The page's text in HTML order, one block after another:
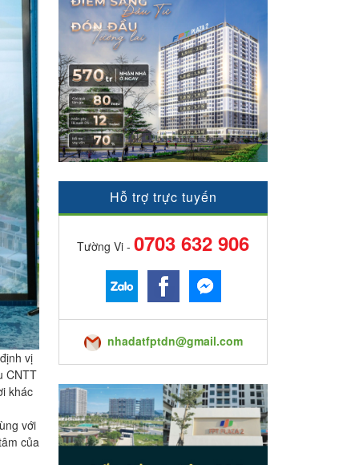
vị
CNTT
khác
với
của
Hỗ trợ trực tuyến
Tường Vi - 0703 632 906
nhadatfptdn@gmail.com